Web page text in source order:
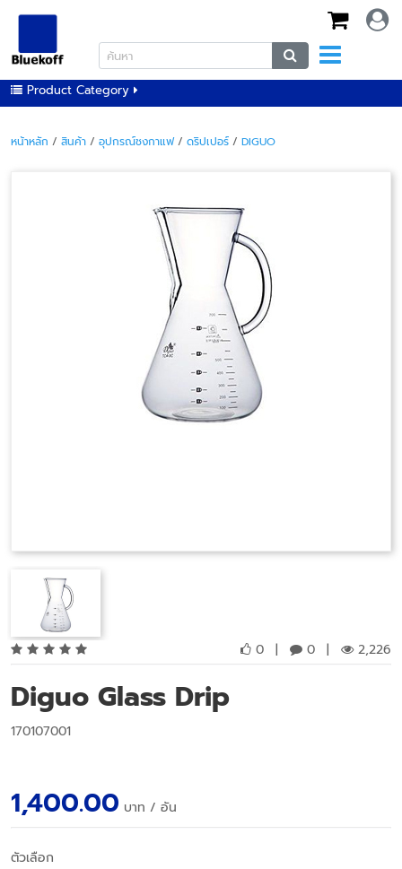
Product Category
หน้าหลัก / สินค้า / อุปกรณ์ชงกาแฟ/ ดริปเปอร์ / DIGUO
0 | 0 | 2,226
Diguo Glass Drip
170107001
1,400.00 บาท / อัน
ตัวเลือก